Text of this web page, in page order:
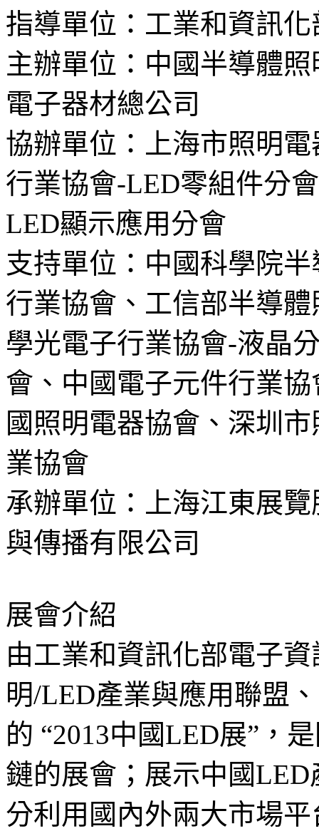
指導單位：工業和資訊
主辦單位：中國半導體
電子器材總公司
協辦單位：上海市照明
行業協會-LED零組件分
LED顯示應用分會
支持單位：中國科學院
行業協會、工信部半導
學光電子行業協會-液晶
會、中國電子元件行業
國照明電器協會、深圳
業協會
承辦單位：上海江東展
與傳播有限公司
展會介紹
由工業和資訊化部電子
明/LED產業與應用聯盟
的 “2013中國LED展”，
鏈的展會；展示中國
分利用國內外兩大市場